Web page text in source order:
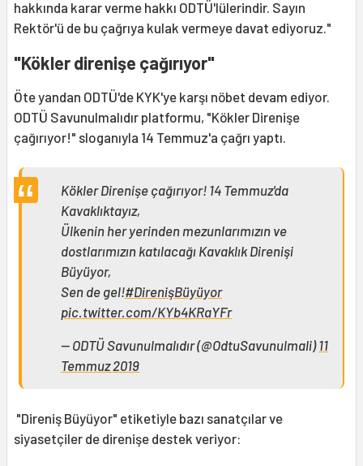
hakkında karar verme hakkı ODTÜ'lülerindir. Sayın
Rektör'ü de bu çağrıya kulak vermeye davat ediyoruz."
"Kökler direnişe çağırıyor"
Öte yandan ODTÜ'de KYK'ye karşı nöbet devam ediyor.
ODTÜ Savunulmalıdır platformu, "Kökler Direnişe
çağırıyor!" sloganıyla 14 Temmuz'a çağrı yaptı.
Kökler Direnişe çağırıyor! 14 Temmuz'da
Kavaklıktayız,
Ülkenin her yerinden mezunlarımızın ve
dostlarımızın katılacağı Kavaklık Direnişi
Büyüyor,
Sen de gel!#DirenişBüyüyor
pic.twitter.com/KYb4KRaYFr
— ODTÜ Savunulmalıdır (@OdtuSavunulmali)11
Temmuz 2019
"Direniş Büyüyor" etiketiyle bazı sanatçılar ve
siyasetçiler de direnişe destek veriyor: